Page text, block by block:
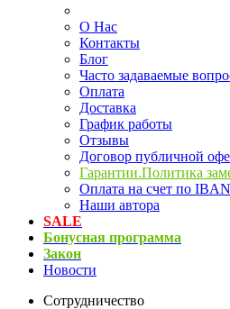
О Нас
Контакты
Блог
Часто задаваемые
Оплата
Доставка
График работы
Отзывы
Договор публичной
Гарантии.Политика
Оплата на счет по IBAN
Наши автора
SALE
Бонусная программа
Закон
Новости
Сотрудничество